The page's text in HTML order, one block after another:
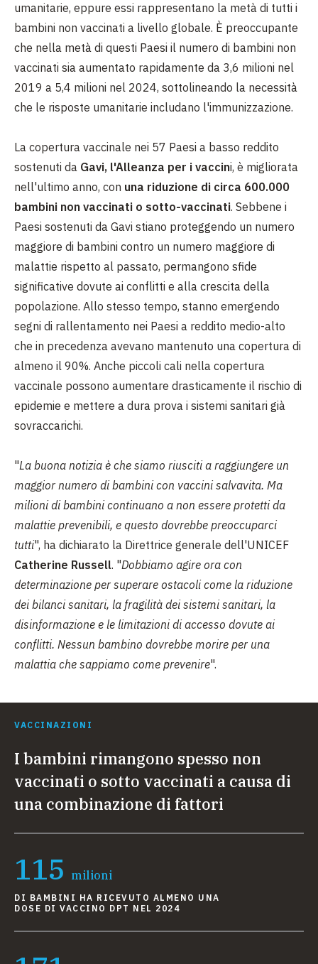
umanitarie, eppure essi rappresentano la metà di tutti i
bambini non vaccinati a livello globale. È preoccupante
che nella metà di questi Paesi il numero di bambini non
vaccinati sia aumentato rapidamente da 3,6 milioni nel
2019 a 5,4 milioni nel 2024, sottolineando la necessità
che le risposte umanitarie includano l'immunizzazione.
La copertura vaccinale nei 57 Paesi a basso reddito
sostenuti da Gavi, l'Alleanza per i vaccini, è migliorata
nell'ultimo anno, con una riduzione di circa 600.000
bambini non vaccinati o sotto-vaccinati. Sebbene i
Paesi sostenuti da Gavi stiano proteggendo un numero
maggiore di bambini contro un numero maggiore di
malattie rispetto al passato, permangono sfide
significative dovute ai conflitti e alla crescita della
popolazione. Allo stesso tempo, stanno emergendo
segni di rallentamento nei Paesi a reddito medio-alto
che in precedenza avevano mantenuto una copertura di
almeno il 90%. Anche piccoli cali nella copertura
vaccinale possono aumentare drasticamente il rischio di
epidemie e mettere a dura prova i sistemi sanitari già
sovraccarichi.
"La buona notizia è che siamo riusciti a raggiungere un
maggior numero di bambini con vaccini salvavita. Ma
milioni di bambini continuano a non essere protetti da
malattie prevenibili, e questo dovrebbe preoccuparci
tutti", ha dichiarato la Direttrice generale dell'UNICEF
Catherine Russell. "Dobbiamo agire ora con
determinazione per superare ostacoli come la riduzione
dei bilanci sanitari, la fragilità dei sistemi sanitari, la
disinformazione e le limitazioni di accesso dovute ai
conflitti. Nessun bambino dovrebbe morire per una
malattia che sappiamo come prevenire".
VACCINAZIONI
I bambini rimangono spesso non
vaccinati o sotto vaccinati a causa di
una combinazione di fattori
115 milioni
DI BAMBINI HA RICEVUTO ALMENO UNA
DOSE DI VACCINO DPT NEL 2024